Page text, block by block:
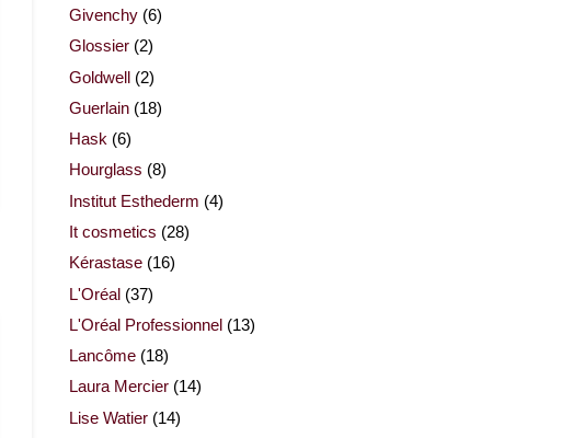
Givenchy (6)
Glossier (2)
Goldwell (2)
Guerlain (18)
Hask (6)
Hourglass (8)
Institut Esthederm (4)
It cosmetics (28)
Kérastase (16)
L'Oréal (37)
L'Oréal Professionnel (13)
Lancôme (18)
Laura Mercier (14)
Lise Watier (14)